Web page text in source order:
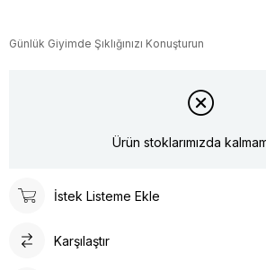
Günlük Giyimde Şıklığınızı Konuşturun
Ürün stoklarımızda
İstek Listeme Ekle
Karşılaştır